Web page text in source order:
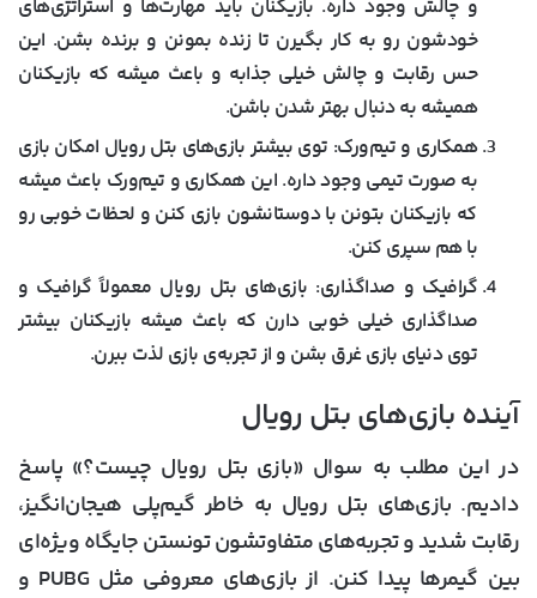
و چالش وجود داره. بازیکنان باید مهارت‌ها و استراتژی‌های
خودشون رو به کار بگیرن تا زنده بمونن و برنده بشن. این
حس رقابت و چالش خیلی جذابه و باعث میشه که بازیکنان
همیشه به دنبال بهتر شدن باشن.
همکاری و تیم‌ورک: توی بیشتر بازی‌های بتل رویال امکان بازی
به صورت تیمی وجود داره. این همکاری و تیم‌ورک باعث میشه
که بازیکنان بتونن با دوستانشون بازی کنن و لحظات خوبی رو
با هم سپری کنن.
گرافیک و صداگذاری: بازی‌های بتل رویال معمولاً گرافیک و
صداگذاری خیلی خوبی دارن که باعث میشه بازیکنان بیشتر
توی دنیای بازی غرق بشن و از تجربه‌ی بازی لذت ببرن.
آینده بازی‌های بتل رویال
در این مطلب به سوال «بازی بتل رویال چیست؟» پاسخ
دادیم. بازی‌های بتل رویال به خاطر گیم‌پلی هیجان‌انگیز،
رقابت شدید و تجربه‌های متفاوتشون تونستن جایگاه ویژه‌ای
بین گیمرها پیدا کنن. از بازی‌های معروفی مثل PUBG و